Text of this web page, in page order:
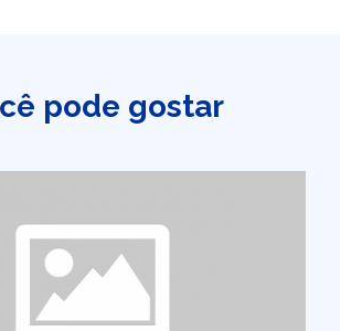
pode gostar